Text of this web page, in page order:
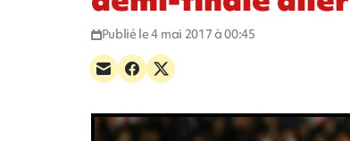
Publié le 4 mai 2017 à 00:45